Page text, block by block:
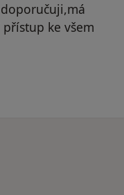
ke všem
byl odstraněn